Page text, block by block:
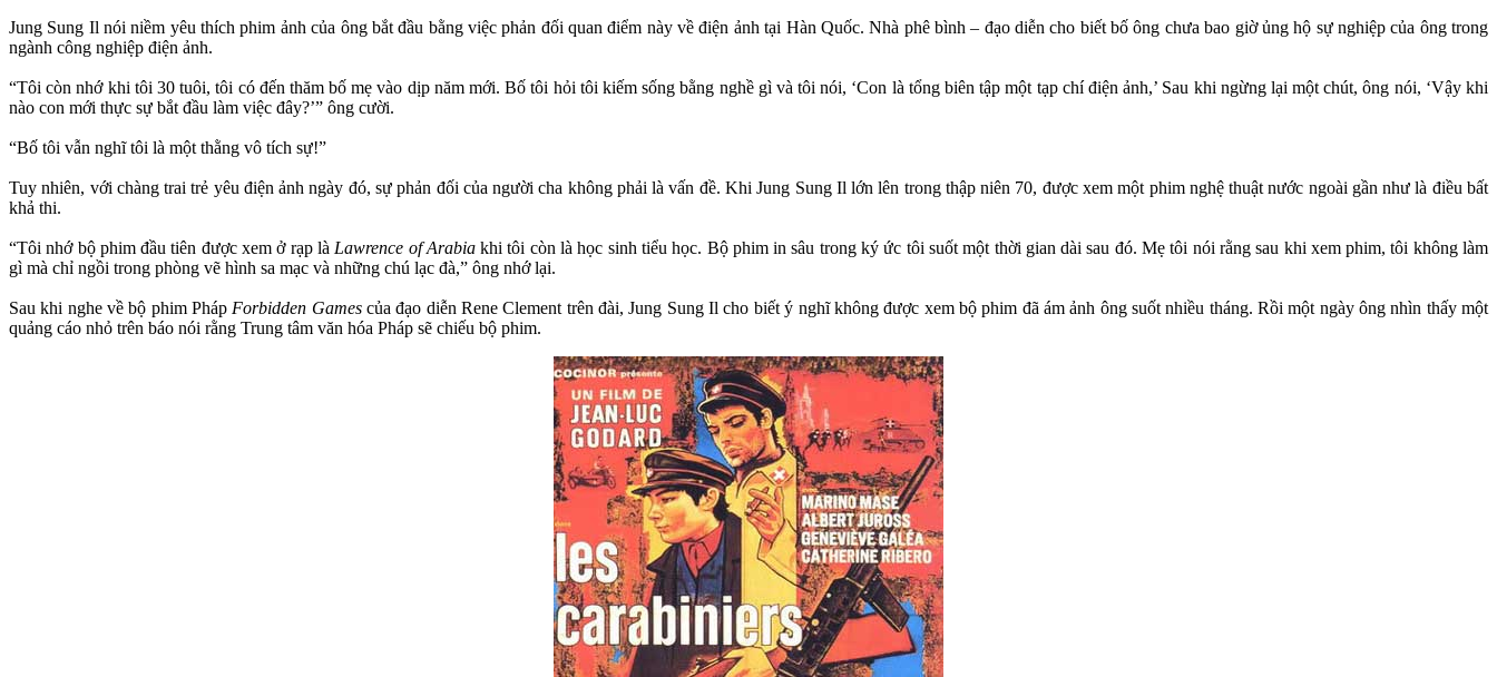
Jung Sung Il nói niềm yêu thích phim ảnh của ông bắt đầu bằng việc phản đối quan điểm này về điện ảnh tại Hàn Quốc. Nhà phê bình – đạo diễn cho biết bố ông chưa bao giờ ủng hộ sự nghiệp của ông trong
ngành công nghiệp điện ảnh.
“Tôi còn nhớ khi tôi 30 tuôi, tôi có đến thăm bố mẹ vào dịp năm mới. Bố tôi hỏi tôi kiếm sống bằng nghề gì và tôi nói, ‘Con là tổng biên tập một tạp chí điện ảnh,’ Sau khi ngừng lại một chút, ông nói, ‘Vậy khi
nào con mới thực sự bắt đầu làm việc đây?’” ông cười.
“Bố tôi vẫn nghĩ tôi là một thằng vô tích sự!”
Tuy nhiên, với chàng trai trẻ yêu điện ảnh ngày đó, sự phản đối của người cha không phải là vấn đề. Khi Jung Sung Il lớn lên trong thập niên 70, được xem một phim nghệ thuật nước ngoài gần như là điều bất
khả thi.
“Tôi nhớ bộ phim đầu tiên được xem ở rạp là Lawrence of Arabiakhi tôi còn là học sinh tiểu học. Bộ phim in sâu trong ký ức tôi suốt một thời gian dài sau đó. Mẹ tôi nói rằng sau khi xem phim, tôi không làm
gì mà chỉ ngồi trong phòng vẽ hình sa mạc và những chú lạc đà,” ông nhớ lại.
Sau khi nghe về bộ phim Pháp Forbidden Gamescủa đạo diễn Rene Clement trên đài, Jung Sung Il cho biết ý nghĩ không được xem bộ phim đã ám ảnh ông suốt nhiều tháng. Rồi một ngày ông nhìn thấy một
quảng cáo nhỏ trên báo nói rằng Trung tâm văn hóa Pháp sẽ chiếu bộ phim.